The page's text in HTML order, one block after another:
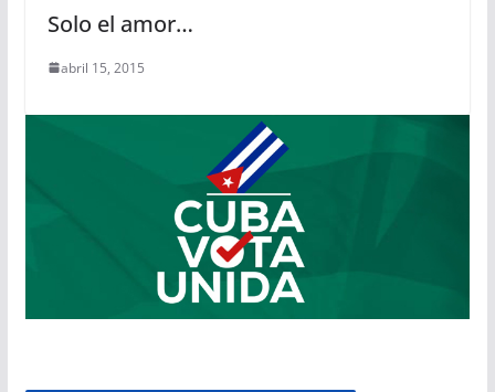
Solo el amor…
abril 15, 2015